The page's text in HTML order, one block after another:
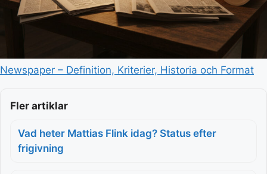
Newspaper – Definition, Kriterier, Historia och Format
Fler artiklar
Vad heter Mattias Flink idag? Status efter
frigivning